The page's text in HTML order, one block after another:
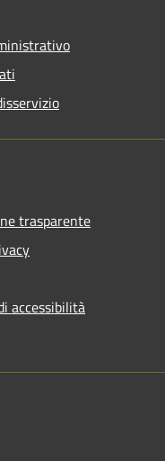
trasparente
accessibilità